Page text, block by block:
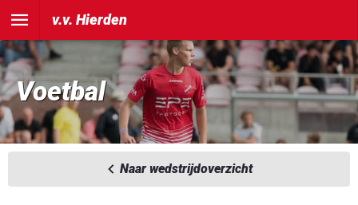
v.v. Hierden
Voetbal
Naar wedstrijdoverzicht